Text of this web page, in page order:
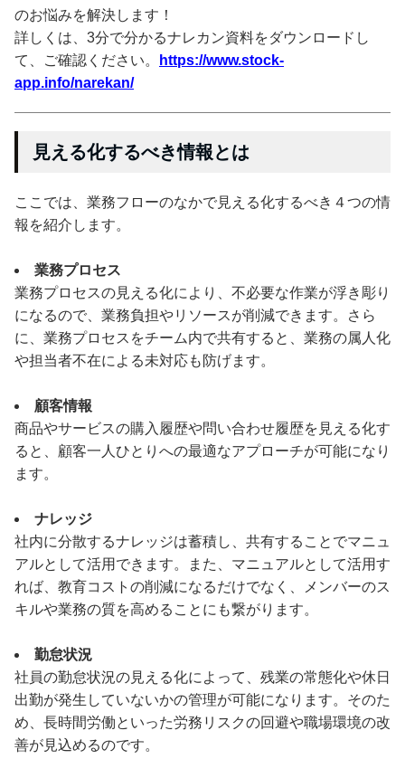
のお悩みを解決します！
詳しくは、3分で分かるナレカン資料をダウンロードし
て、ご確認ください。
https://www.stock-
app.info/narekan/
見える化するべき情報とは
ここでは、業務フローのなかで見える化するべき４つの情
報を紹介します。
業務プロセス
業務プロセスの見える化により、不必要な作業が浮き彫り
になるので、業務負担やリソースが削減できます。さら
に、業務プロセスをチーム内で共有すると、業務の属人化
や担当者不在による未対応も防げます。
顧客情報
商品やサービスの購入履歴や問い合わせ履歴を見える化す
ると、顧客一人ひとりへの最適なアプローチが可能になり
ます。
ナレッジ
社内に分散するナレッジは蓄積し、共有することでマニュ
アルとして活用できます。また、マニュアルとして活用す
れば、教育コストの削減になるだけでなく、メンバーのス
キルや業務の質を高めることにも繋がります。
勤怠状況
社員の勤怠状況の見える化によって、残業の常態化や休日
出勤が発生していないかの管理が可能になります。そのた
め、長時間労働といった労務リスクの回避や職場環境の改
善が見込めるのです。